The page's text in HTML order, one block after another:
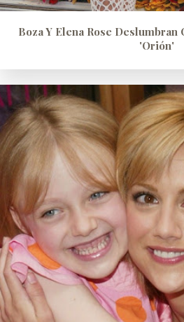
Boza Y Elena Rose Deslumbran
'Orión'